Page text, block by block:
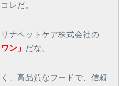
レだ。
ナペットケア株式会社の
ン」 だな。
、高品質なフードで、信頼